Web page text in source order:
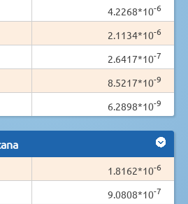
4.2268*10-6
2.1134*10-6
2.6417*10-7
8.5217*10-9
6.2898*10-9
1.8162*10-6
9.0808*10-7